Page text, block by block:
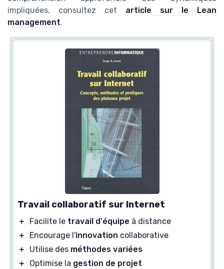
impliquées, consultez cet article sur le Lean
management.
Travail collaboratif sur Internet
＋ Facilite le travail d'équipe à distance
＋
Encourage l'innovation collaborative
＋
Utilise des méthodes variées
＋
Optimise la gestion de projet